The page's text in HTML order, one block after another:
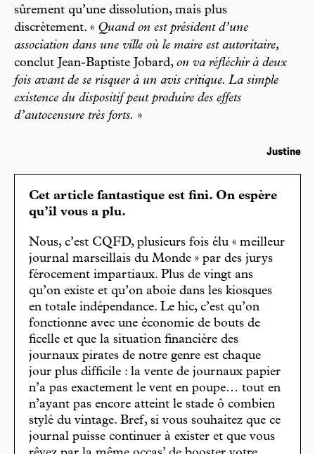
sûrement qu’une dissolution, mais plus
discrètement. « Quand on est président d’une
association dans une ville où le maire est autoritaire,
conclut Jean-Baptiste Jobard, on va réfléchir à deux
fois avant de se risquer à un avis critique. La simple
existence du dispositif peut produire des effets
d’autocensure très forts. »
Justine
Cet article fantastique est fini. On espère
qu’il vous a plu.
Nous, c’est CQFD, plusieurs fois élu « meilleur
journal marseillais du Monde » par des jurys
férocement impartiaux. Plus de vingt ans
qu’on existe et qu’on aboie dans les kiosques
en totale indépendance. Le hic, c’est qu’on
fonctionne avec une économie de bouts de
ficelle et que la situation financière des
journaux pirates de notre genre est chaque
jour plus difficile : la vente de journaux papier
n’a pas exactement le vent en poupe… tout en
n’ayant pas encore atteint le stade ô combien
stylé du vintage. Bref, si vous souhaitez que ce
journal puisse continuer à exister et que vous